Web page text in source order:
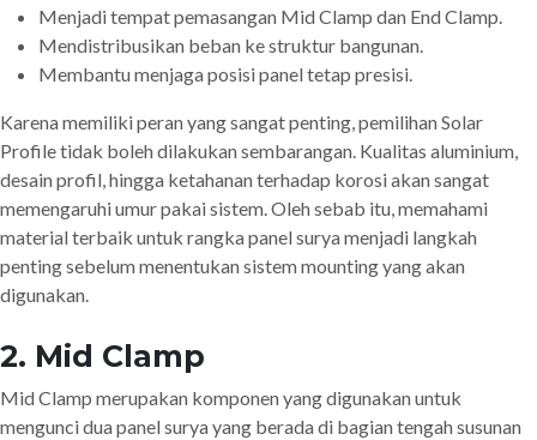
Menjadi tempat pemasangan Mid Clamp dan End Clamp.
Mendistribusikan beban ke struktur bangunan.
Membantu menjaga posisi panel tetap presisi.
Karena memiliki peran yang sangat penting, pemilihan Solar
Profile tidak boleh dilakukan sembarangan. Kualitas aluminium,
desain profil, hingga ketahanan terhadap korosi akan sangat
memengaruhi umur pakai sistem. Oleh sebab itu, memahami
material terbaik untuk rangka panel surya menjadi langkah
penting sebelum menentukan sistem mounting yang akan
digunakan.
2. Mid Clamp
Mid Clamp merupakan komponen yang digunakan untuk
mengunci dua panel surya yang berada di bagian tengah susunan